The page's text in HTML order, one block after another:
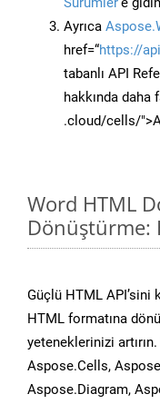
Ayrıca
href=“https://
tabanlı API
hakkında
.cloud/cells/
Word HTML
Dönüştürme:
Güçlü HTML API’sini
HTML formatına
yeteneklerinizi
Aspose.Cells,
Aspose.Diagram,